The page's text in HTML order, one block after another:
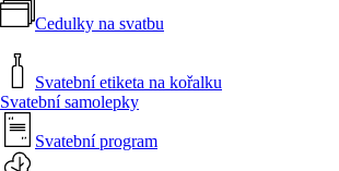
Cedulky na svatbu
Svatební etiketa na kořalku
Svatební samolepky
Svatební program